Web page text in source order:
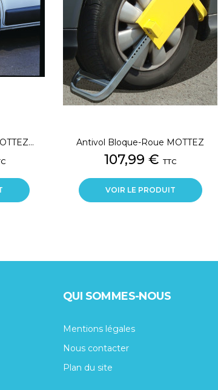
Antivol Bloque-Roue MOTTEZ
Prix
107,99 € TTC
VOIR LE PRODUIT
QUI SOMMES-NOUS
Mentions légales
Nous contacter
Plan du site